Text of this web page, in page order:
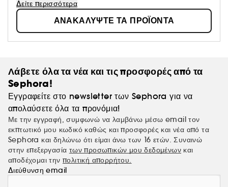
Αγιουρβέδα. Εμπνευσμένη από τα παιδικά τελετουργικά
εφαρμογής ελαίου στα μαλλιά και τις στιγμές αφήγησης
ιστοριών με τη γιαγιά τους, η μάρκα επαναπροσδιορίζει
αυτές τις παραδόσεις για το σήμερα. Συνδυάζοντας
αγιουρβεδικά συστατικά με σύγχρονα προϊόντα
προστατεύουν τις ίνες της τρίχας και αποκαθιστούν την
αρμονία ανάμεσα στα μαλλιά και το τριχωτό της κεφαλής.
Δείτε περισσότερα
ΑΝΑΚΑΛΥΨΤΕ ΤΑ ΠΡΟΪΟΝΤΑ
Λάβετε όλα τα νέα και τις προσφορές από τα
Sephora!
Εγγραφείτε στο newsletter των Sephora για να
απολαύσετε όλα τα προνόμια!
Με την εγγραφή, συμφωνώ να λαμβάνω μέσω email τον
εκπτωτικό μου κωδικό καθώς και προσφορές και νέα από τα
Sephora και δηλώνω ότι είμαι άνω των 16 ετών. Συναινώ
στην επεξεργασία των προσωπικών μου δεδομένων και
αποδέχομαι την πολιτική απορρήτου.
Διεύθυνση email